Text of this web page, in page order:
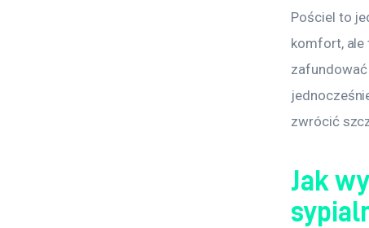
Pościel to
komfort, ale
zwrócić
Jak